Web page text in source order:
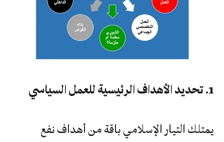
1. تحديد الأهداف الرئيسية للعمل السياسي
يمتلك التيار الإسلامي باقة من أهداف نفع